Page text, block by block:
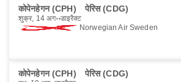
कोपेनहेगन (CPH) पेरिस (CDG)
शुक्र, 14 अग॰ डाइरैक्ट
Norwegian Air Sweden
कोपेनहेगन (CPH) पेरिस (CDG)